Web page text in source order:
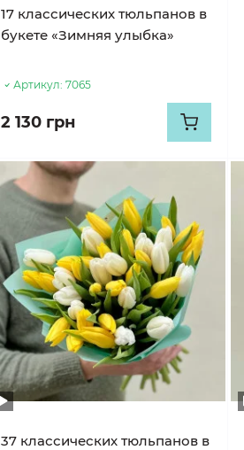
17 классических тюльпанов в
букете «Зимняя улыбка»
Артикул: 7065
2 130 грн
37 классических тюльпанов в